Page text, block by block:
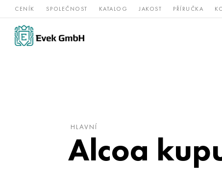
CENÍK SPOLEČNOST KATALOG JAKOST PŘÍRUČKA
Slitiny
niklu
nerezová
HLAVNÍ
Alcoa